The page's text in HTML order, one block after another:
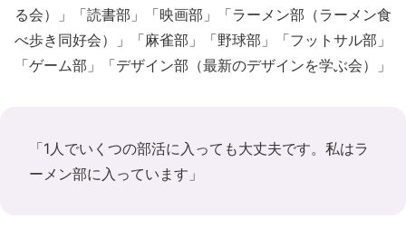
る会）」「読書部」「映画部」「ラーメン部（ラーメン食
べ歩き同好会）」「麻雀部」「野球部」「フットサル部」
「ゲーム部」「デザイン部（最新のデザインを学ぶ会）」
「1人でいくつの部活に入っても大丈夫です。私はラ
ーメン部に入っています」